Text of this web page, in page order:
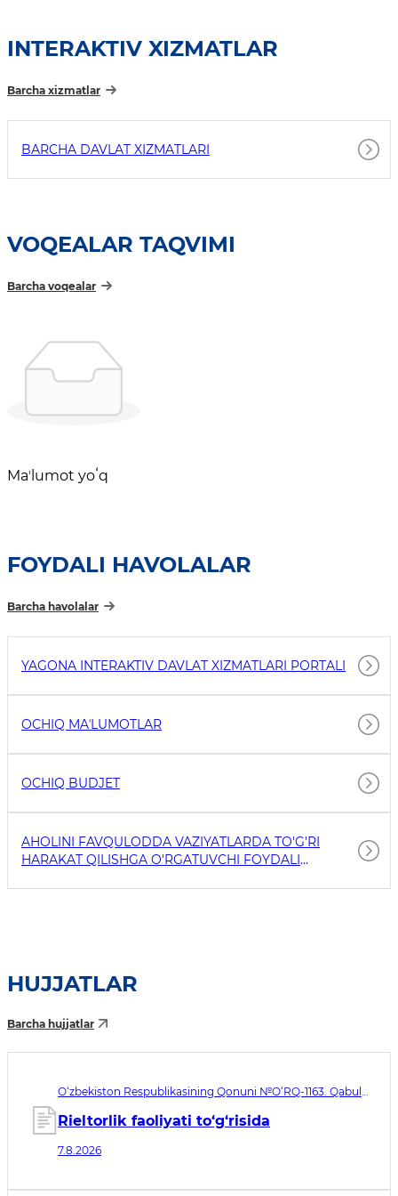
INTERAKTIV XIZMATLAR
Barcha xizmatlar
BARCHA DAVLAT XIZMATLARI
VOQEALAR TAQVIMI
Barcha voqealar
Maʼlumot yoʻq
FOYDALI HAVOLALAR
Barcha havolalar
YAGONA INTERAKTIV DAVLAT XIZMATLARI PORTALI
OCHIQ MAʼLUMOTLAR
OCHIQ BUDJET
AHOLINI FAVQULODDA VAZIYATLARDA TO'G'RI
HARAKAT QILISHGA O'RGATUVCHI FOYDALI
HUJJATLAR
Barcha hujjatlar
O‘zbekiston Respublikasining Qonuni №O‘RQ-1163. Qabul
Rieltorlik faoliyati to‘g‘risida
7.8.2026